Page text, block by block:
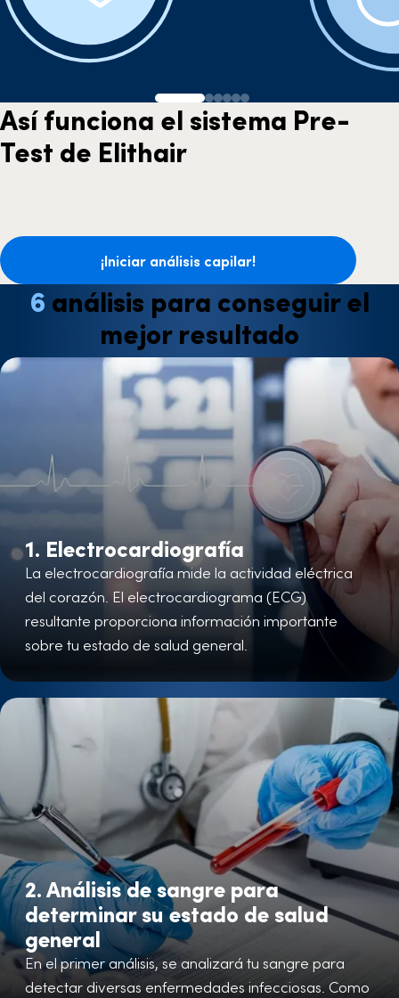
Así funciona el sistema Pre-
Test de Elithair
¡Iniciar análisis capilar!
6 análisis para conseguir el
mejor resultado
1. Electrocardiografía
La electrocardiografía mide la actividad eléctrica
del corazón. El electrocardiograma (ECG)
resultante proporciona información importante
sobre tu estado de salud general.
2. Análisis de sangre para
determinar su estado de salud
general
En el primer análisis, se analizará tu sangre para
detectar diversas enfermedades infecciosas. Como